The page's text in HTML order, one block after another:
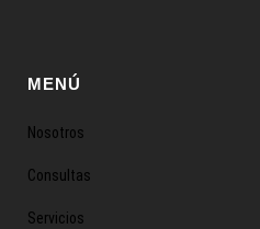
MENÚ
Nosotros
Consultas
Servicios